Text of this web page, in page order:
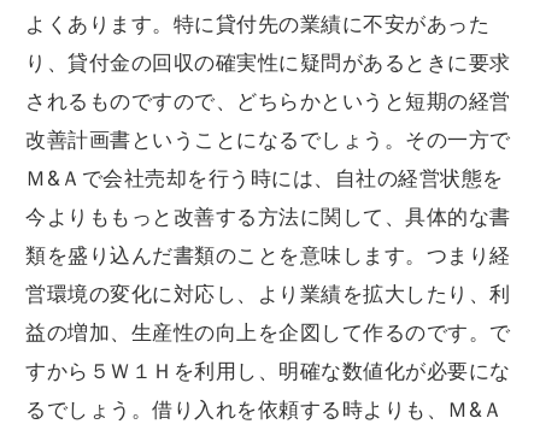
よくあります。特に貸付先の業績に不安があった
り、貸付金の回収の確実性に疑問があるときに要求
されるものですので、どちらかというと短期の経営
改善計画書ということになるでしょう。その一方で
Ｍ&Ａで会社売却を行う時には、自社の経営状態を
今よりももっと改善する方法に関して、具体的な書
類を盛り込んだ書類のことを意味します。つまり経
営環境の変化に対応し、より業績を拡大したり、利
益の増加、生産性の向上を企図して作るのです。で
すから５Ｗ１Ｈを利用し、明確な数値化が必要にな
るでしょう。借り入れを依頼する時よりも、Ｍ&Ａ